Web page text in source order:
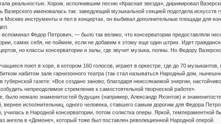
реальностью. Хором, исполнившим песню «Красная звезда», дирижировал
Вазерского именовалась так: заведующий музыкальной секцией подотдела искусств
Москве инструменты и пел в концертах, он выбивал дополнительные площади для
Федор Петрович, — было так велико, что консерватории предоставляли
самих себя, не поймем, если не добавим к этому еще один штрих. Идет
но классы консерватории и залы, где звучит музыка, полны. Но Федору
поют в хоре, в котором 160 голосов, играют в оркестре, где до 70
набитом зале гарнизонного театра (так стал называться Народный дом,
губернской газете: «Все создано заново, благодаря неиссякаемой энергии,
непреодолимое стремление к самостоятельной творческой работе».
было немало знаменитостей будущих (например, Александр Яхонтов) и
вернее исполнительниц, одного человека, ставшего самым дорогим для Федора
училась в Народной консерватории, потом солистка оперы. Яркой, темпераментной
ангела в «Демоне», который тоже был поставлен революционной Народной оперой.